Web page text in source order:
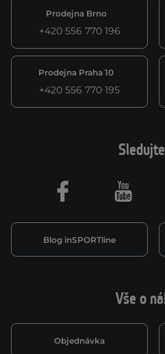
Prodejna Brno
+420 556 770 196
Prodejna Praha 10
+420 556 770 195
Vše o
Objednávka
Blog inSPORTline
Facebook Youtube